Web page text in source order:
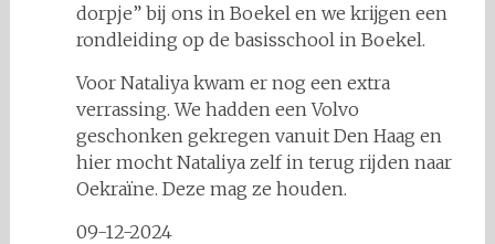
dorpje” bij ons in Boekel en we krijgen een
rondleiding op de basisschool in Boekel.
Voor Nataliya kwam er nog een extra
verrassing. We hadden een Volvo
geschonken gekregen vanuit Den Haag en
hier mocht Nataliya zelf in terug rijden naar
Oekraïne. Deze mag ze houden.
09-12-2024